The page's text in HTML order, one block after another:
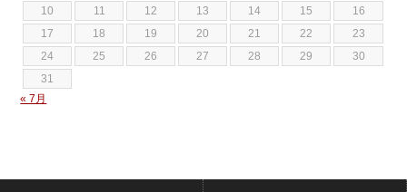
10
11 12 13 14 15
16
17
18 19 20 21 22
23
24
25 26 27 28 29
30
31
« 7月